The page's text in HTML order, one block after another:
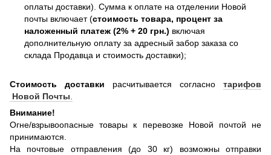
оплаты доставки). Сумма к оплате на отделении Новой
почты включает (стоимость товара, процент за
наложенный платеж (2% + 20 грн.) включая
дополнительную оплату за адресный забор заказа со
склада Продавца и стоимость доставки);
Стоимость доставки расчитывается согласно тарифов
Новой Почты.
Внимание!
Огне/взрывоопасные товары к перевозке Новой почтой не
принимаются.
На почтовые отправления (до 30 кг) возможны отправки